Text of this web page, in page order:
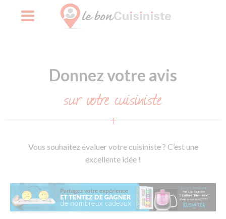
Donnez votre avis
sur votre cuisiniste
Vous souhaitez évaluer votre cuisiniste ? C’est une
excellente idée !